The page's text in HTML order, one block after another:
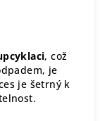
, což
je
je šetrný k